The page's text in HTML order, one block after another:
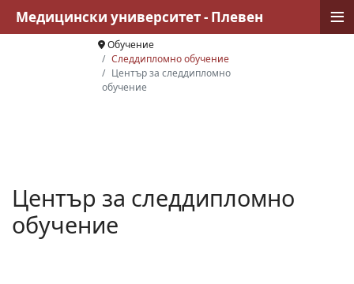
Обучение
Следдипломно обучение
Център за следдипломно
обучение
Център за следдипломно
обучение
Медицински университет - Плевен ≡